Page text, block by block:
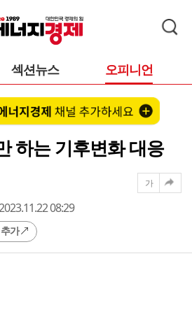
섹션뉴스 오피니언
하는 기후변화 대응
08:29
가
가